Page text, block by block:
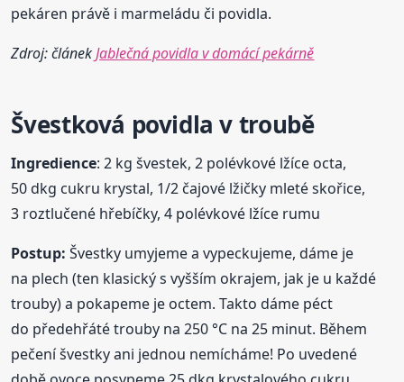
pekáren právě i marmeládu či povidla.
Zdroj: článekJablečná povidla v domácí pekárně
Švestková povidla v troubě
Ingredience: 2 kg švestek, 2 polévkové lžíce octa,
50 dkg cukru krystal, 1/2 čajové lžičky mleté skořice,
3 roztlučené hřebíčky, 4 polévkové lžíce rumu
Postup: Švestky umyjeme a vypeckujeme, dáme je
na plech (ten klasický s vyšším okrajem, jak je u každé
trouby) a pokapeme je octem. Takto dáme péct
do předehřáté trouby na 250 °C na 25 minut. Během
pečení švestky ani jednou nemícháme! Po uvedené